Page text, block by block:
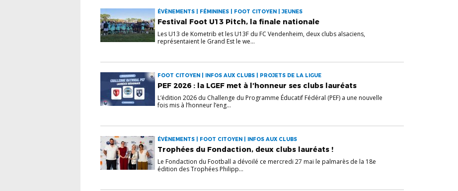
ÉVÈNEMENTS | FÉMININES | FOOT CITOYEN | JEUNES
Festival Foot U13 Pitch, la finale nationale
Les U13 de Kometrib et les U13F du FC Vendenheim, deux clubs alsaciens,
représentaient le Grand Est le we...
FOOT CITOYEN | INFOS AUX CLUBS | PROJETS DE LA LIGUE
PEF 2026 : la LGEF met à l’honneur ses clubs lauréats
L’édition 2026 du Challenge du Programme Éducatif Fédéral (PEF) a une nouvelle
fois mis à l’honneur l’eng...
ÉVÈNEMENTS | FOOT CITOYEN | INFOS AUX CLUBS
Trophées du Fondaction, deux clubs lauréats !
Le Fondaction du Football a dévoilé ce mercredi 27 mai le palmarès de la 18e
édition des Trophées Philipp...